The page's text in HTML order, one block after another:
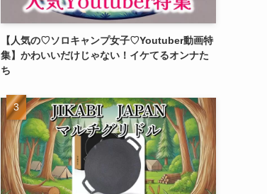
【人気の♡ソロキャンプ女子♡Youtuber動画特
集】かわいいだけじゃない！イケてるオンナた
ち